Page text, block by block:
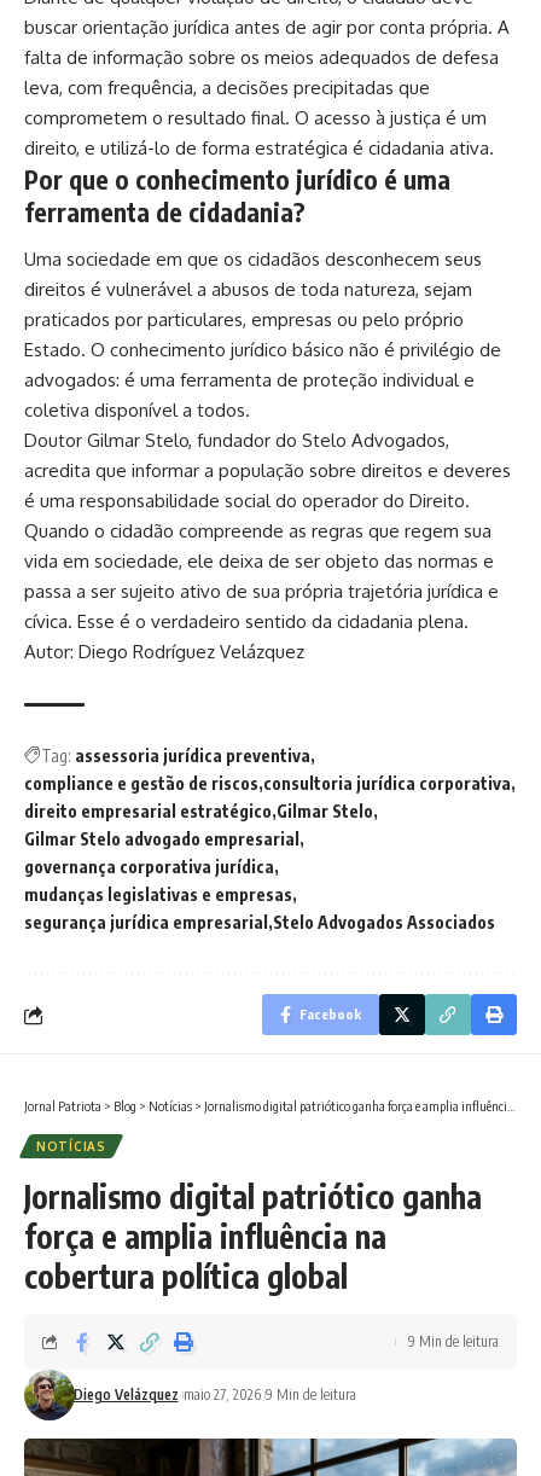
buscar orientação jurídica antes de agir por conta própria. A
falta de informação sobre os meios adequados de defesa
leva, com frequência, a decisões precipitadas que
comprometem o resultado final. O acesso à justiça é um
direito, e utilizá-lo de forma estratégica é cidadania ativa.
Por que o conhecimento jurídico é uma
ferramenta de cidadania?
Uma sociedade em que os cidadãos desconhecem seus
direitos é vulnerável a abusos de toda natureza, sejam
praticados por particulares, empresas ou pelo próprio
Estado. O conhecimento jurídico básico não é privilégio de
advogados: é uma ferramenta de proteção individual e
coletiva disponível a todos.
Doutor Gilmar Stelo, fundador do Stelo Advogados,
acredita que informar a população sobre direitos e deveres
é uma responsabilidade social do operador do Direito.
Quando o cidadão compreende as regras que regem sua
vida em sociedade, ele deixa de ser objeto das normas e
passa a ser sujeito ativo de sua própria trajetória jurídica e
cívica. Esse é o verdadeiro sentido da cidadania plena.
Autor: Diego Rodríguez Velázquez
Tag: assessoria jurídica preventiva
compliance e gestão de riscos consultoria jurídica corporativa
direito empresarial estratégico Gilmar Stelo
Gilmar Stelo advogado empresarial
governança corporativa jurídica
mudanças legislativas e empresas
segurança jurídica empresarial Stelo Advogados Associados
Facebook
Jornal Patriota > Blog > Notícias > Jornalismo digital patriótico ganha força e amplia influência na cobertura política global
NOTÍCIAS
Jornalismo digital patriótico ganha
força e amplia influência na
cobertura política global
Diego Velázquez maio 27, 2026 9 Min de leitura
9 Min de leitura